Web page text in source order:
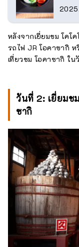
หลังจากเยี่ยมชม โคโ
รถไฟ JR โอคาซากิ ห
เที่ยวชม โอคาซากิ ใน
วันที่ 2: เยี่ยมช
ซากิ